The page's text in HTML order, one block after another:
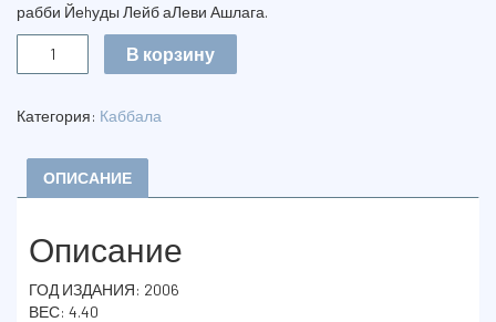
рабби Йеhуды Лейб аЛеви Ашлага.
ЗОАР
ЛЕИСРАЭЛЬ”.
ТОМОВ
В корзину
Категория: Каббала
ОПИСАНИЕ
Описание
ГОД ИЗДАНИЯ: 2006
ВЕС: 4.40